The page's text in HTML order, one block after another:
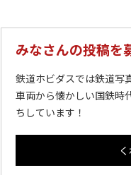
みなさんの投稿を
鉄道ホビダスでは鉄道写
車両から懐かしい国鉄時
ちしています！